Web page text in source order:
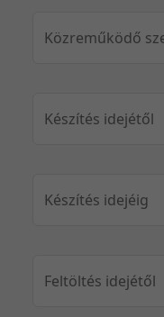
Közreműködő
Készítés idejétől
Készítés idejéig
Feltöltés idejétől